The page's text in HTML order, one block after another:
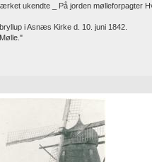
ukendte _ På jorden mølleforpagter
i Asnæs Kirke d. 10. juni 1842.